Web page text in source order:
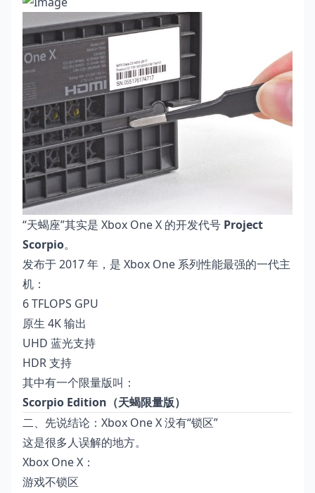
“天蝎座”其实是 Xbox One X 的开发代号 Project
Scorpio。
发布于 2017 年，是 Xbox One 系列性能最强的一代主
机：
6 TFLOPS GPU
原生 4K 输出
UHD 蓝光支持
HDR 支持
其中有一个限量版叫：
Scorpio Edition（天蝎限量版）
二、先说结论：Xbox One X 没有“锁区”
这是很多人误解的地方。
Xbox One X：
游戏不锁区